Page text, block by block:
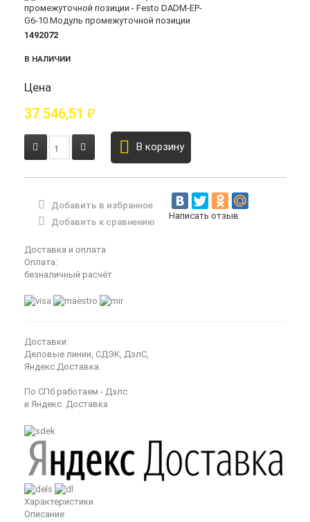
1492072
В НАЛИЧИИ
Цена
37 546,51 ₽
В корзину
Добавить в избранное
Добавить к сравнению
Написать отзыв
Доставка и оплата
Оплата:
безналичный расчёт
Доставки:
Деловые линии, СДЭК, ДэлС,
Яндекс.Доставка.
По СПб работаем - Дэлс
и Яндекс. Доставка
Характеристики
Описание